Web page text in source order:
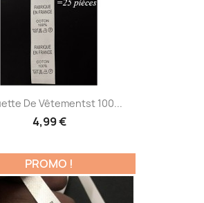
De Vêtementst 100...
4,99 €
PROMO !